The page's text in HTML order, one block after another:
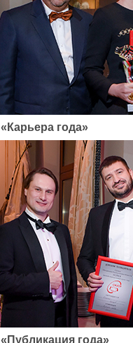
«Карьера года»
«Публикация года»